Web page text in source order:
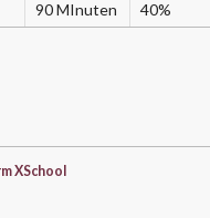
90 MInuten 40%
XSchool